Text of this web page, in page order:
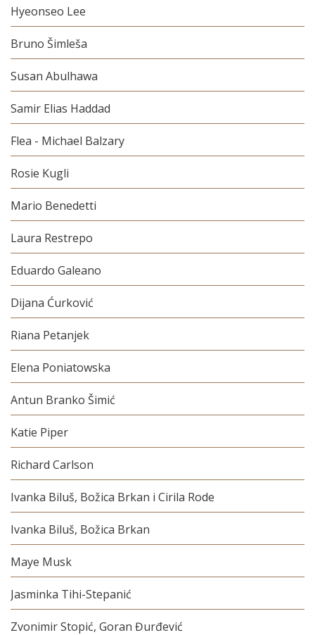
Hyeonseo Lee
Bruno Šimleša
Susan Abulhawa
Samir Elias Haddad
Flea - Michael Balzary
Rosie Kugli
Mario Benedetti
Laura Restrepo
Eduardo Galeano
Dijana Ćurković
Riana Petanjek
Elena Poniatowska
Antun Branko Šimić
Katie Piper
Richard Carlson
Ivanka Biluš, Božica Brkan i Cirila Rode
Ivanka Biluš, Božica Brkan
Maye Musk
Jasminka Tihi-Stepanić
Zvonimir Stopić, Goran Đurđević